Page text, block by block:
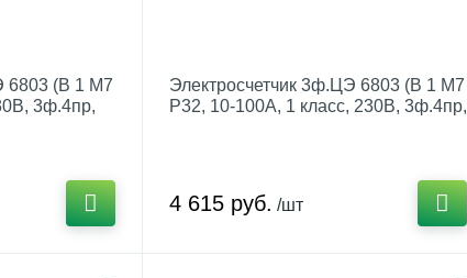
6803 (В 1 М7
3ф.4пр,
Электросчетчик 3ф.ЦЭ 6803 (В 1 М7
Р32, 10-100А, 1 класс, 230В, 3ф.4пр,
4 615 руб. /шт